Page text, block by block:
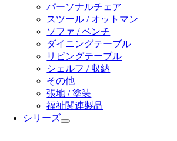
パーソナルチェア
スツール / オットマン
ソファ / ベンチ
ダイニングテーブル
リビングテーブル
シェルフ / 収納
その他
張地 / 塗装
福祉関連製品
シリーズ